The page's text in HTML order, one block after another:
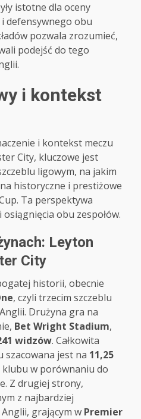
istotne dla oceny
defensywnego obu
pozwala zrozumieć,
podejść do tego
i kontekst
i kontekst meczu
City, kluczowe jest
ligowym, na jakim
historyczne i prestiżowe
Ta perspektywa
osiągnięcia obu zespołów.
Leyton
City
historii, obecnie
, czyli trzecim szczeblu
Drużyna gra na
Bet Wright Stadium,
widzów. Całkowita
szacowana jest na 11,25
klubu w porównaniu do
Z drugiej strony,
z najbardziej
grającym w Premier